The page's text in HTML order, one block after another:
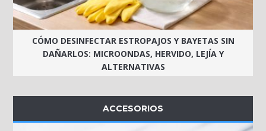
CÓMO DESINFECTAR ESTROPAJOS Y BAYETAS SIN
DAÑARLOS: MICROONDAS, HERVIDO, LEJÍA Y
ALTERNATIVAS
ACCESORIOS